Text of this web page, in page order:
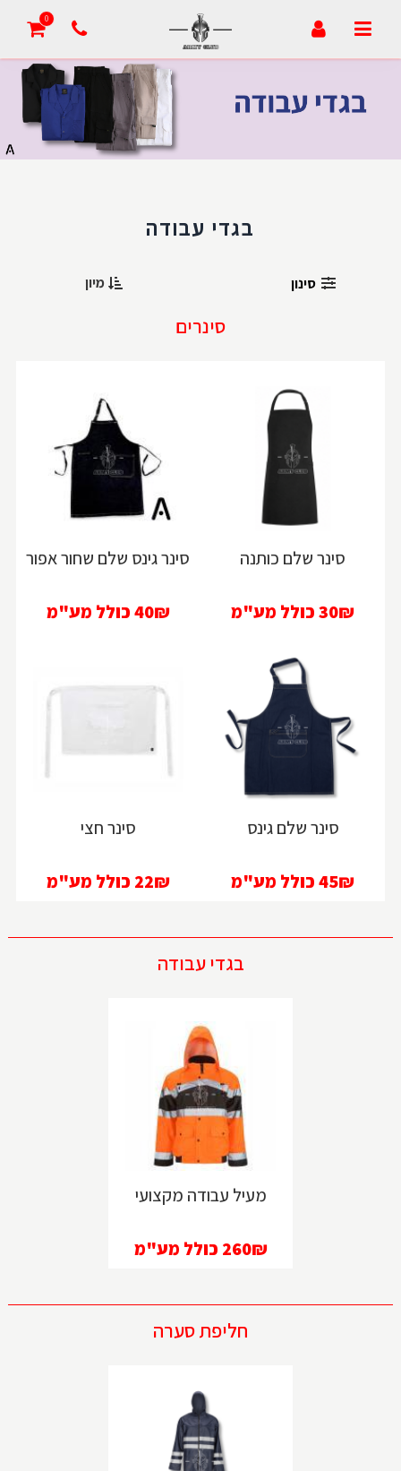
0
בגדי עבודה
סינון מיון
סינרים
סינר שלם כותנה
30₪ כולל מע"מ
סינר גינס שלם שחור אפור
40₪כולל מע"מ
סינר שלם גינס
45₪ כולל מע"מ
סינר חצי
22₪ כולל מע"מ
בגדי עבודה
מעיל עבודה מקצועי
260₪ כולל מע"מ
חליפת סערה